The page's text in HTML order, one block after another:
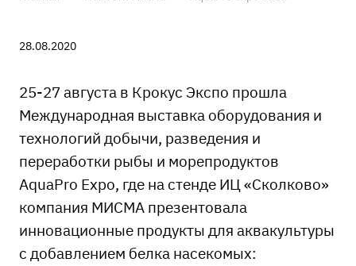
28.08.2020
25-27 августа в Крокус Экспо прошла
Международная выставка оборудования и
технологий добычи, разведения и
переработки рыбы и морепродуктов
AquaPro Expo, где на стенде ИЦ «Сколково»
компания МИСМА презентовала
инновационные продукты для аквакультуры
с добавлением белка насекомых: